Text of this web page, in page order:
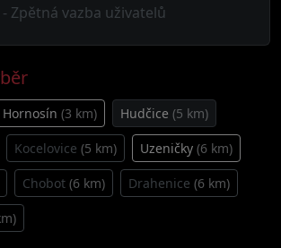
- Zpětná vazba uživatelů
Hornosín (3 km) Hudčice (5 km)
Kocelovice (5 km) Uzeničky (6 km)
Chobot (6 km) Drahenice (6 km)